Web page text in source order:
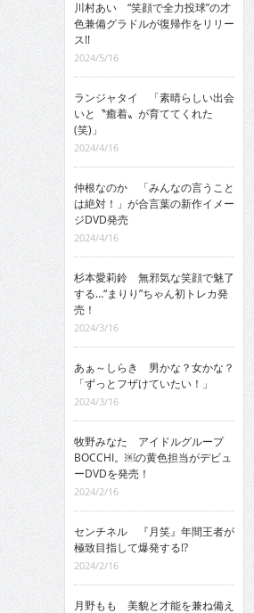
川村あい “笑顔で全力投球”の才
色兼備グラドルが復帰作をリリー
ス!!
2024/5/16
ランジャタイ 「素晴らしい出会
いと〝癒着〟が育ててくれた
(笑)」
2024/4/16
仲根なのか 「みんなの言うこと
は絶対！」が合言葉の新作イメー
ジDVD発売
2024/4/16
杉本愛莉鈴 無邪気な笑顔で魅了
する…“まりり”ちゃん初トレカ発
売！
2024/3/16
あぁ～しらき 男かな？女かな？
「ずっとフザけていたい！」
2024/3/16
牧野みなた アイドルグループ
BOCCHI。￼の黄色担当がデビュ
ーDVDを発売！
2024/2/16
センチネル 『月笑』年間王者が
極致目指して爆発する!?
2024/2/16
月野もも 美貌と才能を兼ね備え